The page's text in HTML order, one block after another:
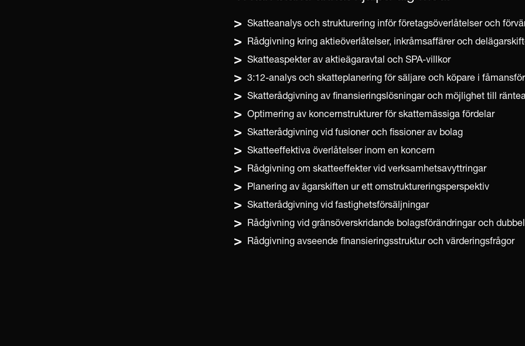
Skatteanalys och strukturering inför företagsöverlåtelser och
Rådgivning kring aktieöverlåtelser, inkråmsaffärer och
Skatteaspekter av aktieägaravtal och SPA-villkor
3:12-analys och skatteplanering för säljare och köpare i
Skatterådgivning av finansieringslösningar och möjlighet till
Optimering av koncernstrukturer för skattemässiga fördelar
Skatterådgivning vid fusioner och fissioner av bolag
Skatteeffektiva överlåtelser inom en koncern
Rådgivning om skatteeffekter vid verksamhetsavyttringar
Planering av ägarskiften ur ett omstruktureringsperspektiv
Skatterådgivning vid fastighetsförsäljningar
Rådgivning vid gränsöverskridande bolagsförändringar och
Rådgivning avseende finansieringsstruktur och värderingsfrågor